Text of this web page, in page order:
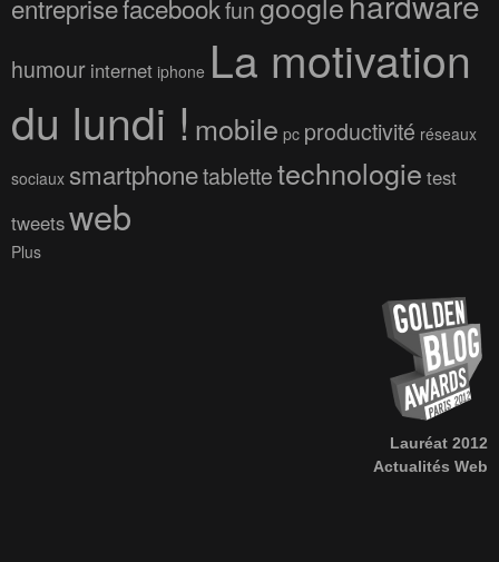
entreprisefacebookfun
humour internet iphone La motivation
du lundi ! mobile pc productivité réseaux
sociaux smartphonetablettetechnologie test
tweetsweb
Plus
Lauréat 2012
Actualités Web